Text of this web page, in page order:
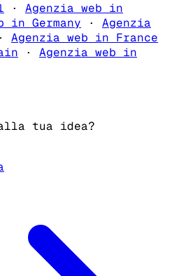
· Agenzia web in
in Germany · Agenzia
Agenzia web in France
· Agenzia web in
tua idea?